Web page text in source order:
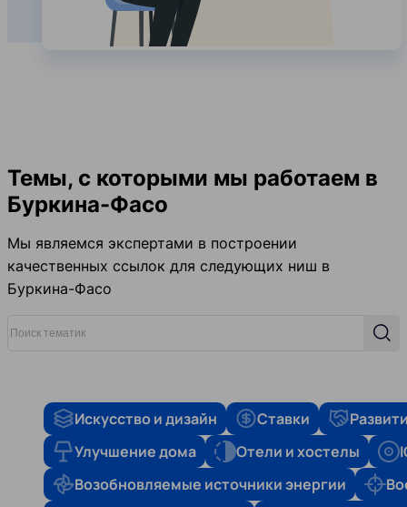
Темы, с которыми мы работаем в
Буркина-Фасо
Мы являемся экспертами в построении
качественных ссылок для следующих ниш в
Буркина-Фасо
Искусство и дизайн Ставки
Улучшение дома
Отели и хостелы
Возобновляемые источники энергии